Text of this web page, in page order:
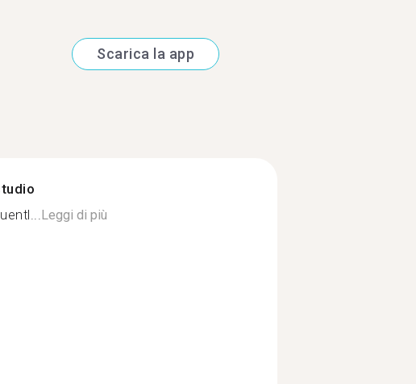
Scarica la app
Leggi di più